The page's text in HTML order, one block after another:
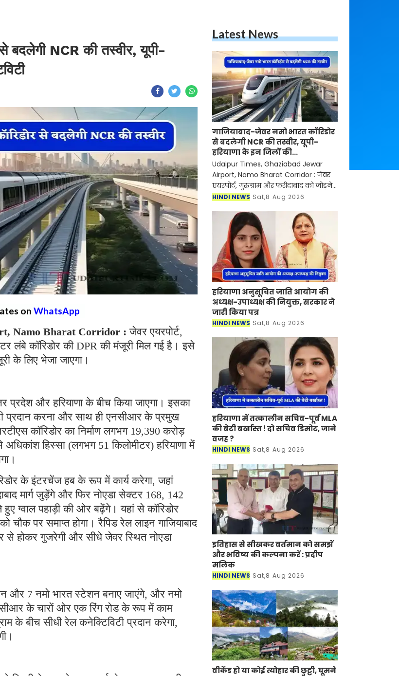
बदलेगी NCR की तस्वीर, यूपी-
on WhatsApp
Namo Bharat Corridor : जेवर एयरपोर्ट,
लंबे कॉरिडोर की DPR की मंजूरी मिल गई है। इसे
के लिए भेजा जाएगा।
प्रदेश और हरियाणा के बीच किया जाएगा। इसका
प्रदान करना और साथ ही एनसीआर के प्रमुख
कॉरिडोर का निर्माण लगभग 19,390 करोड़
हिस्सा (लगभग 51 किलोमीटर) हरियाणा में
के इंटरचेंज हब के रूप में कार्य करेगा, जहां
मार्ग जुड़ेंगे और फिर नोएडा सेक्टर 168, 142
ग्वाल पहाड़ी की ओर बढ़ेंगे। यहां से कॉरिडोर
पर समाप्त होगा। रैपिड रेल लाइन गाजियाबाद
से होकर गुजरेगी और सीधे जेवर स्थित नोएडा
और 7 नमो भारत स्टेशन बनाए जाएंगे, और नमो
के चारों ओर एक रिंग रोड के रूप में काम
के बीच सीधी रेल कनेक्टिविटी प्रदान करेगा,
Latest News
गाजियाबाद-जेवर नमो भारत कॉरिडोर
से बदलेगी NCR की तस्वीर, यूपी-
हरियाणा के इन जिलों की
बढ़ेगी कनेक्टिविटी
Udaipur Times, Ghaziabad Jewar
Airport, Namo Bharat Corridor : जेवर
एयरपोर्ट, गुरुग्राम और फरीदाबाद को जोड़ने
वाले 64 किलोमीटर लंबे कॉरिडोर की DPR
और फिर क
HINDI NEWS Sat,8 Aug 2026
हरियाणा अनुसूचित जाति आयोग की
अध्यक्ष-उपाध्यक्ष की नियुक्त, सरकार ने
जारी किया पत्र
HINDI NEWS Sat,8 Aug 2026
हरियाणा में तत्कालीन सचिव-पूर्व MLA
की बेटी बर्खास्त ! दो सचिव डिमोट, जाने
वजह ?
HINDI NEWS Sat,8 Aug 2026
इतिहास से सीखकर वर्तमान को समझें
और भविष्य की कल्पना करें : प्रदीप
मलिक
HINDI NEWS Sat,8 Aug 2026
वीकेंड हो या कोई त्योहार की छुट्टी, घूमने